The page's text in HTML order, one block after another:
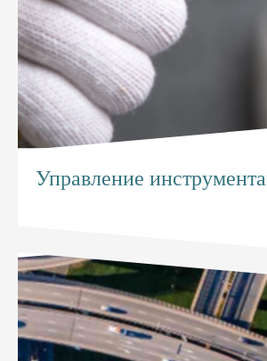
Управление
Управление
Оборудование RFID может
идентифицировать и записывать